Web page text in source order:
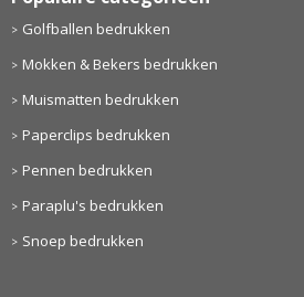
Golfballen bedrukken
Mokken & Bekers bedrukken
Muismatten bedrukken
Paperclips bedrukken
Pennen bedrukken
Paraplu's bedrukken
Snoep bedrukken